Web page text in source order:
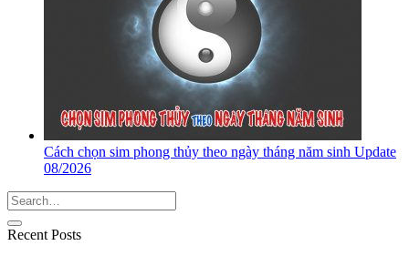
Cách chọn sim phong thủy theo ngày tháng năm sinh Update
08/2026
Recent Posts